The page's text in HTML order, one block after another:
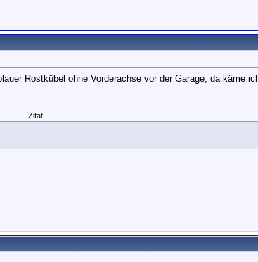
Rostkübel ohne Vorderachse vor der Garage, da käme
Zitat: